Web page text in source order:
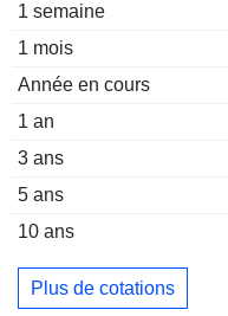
1 semaine
1 mois
Année en cours
1 an
3 ans
5 ans
10 ans
Plus de cotations